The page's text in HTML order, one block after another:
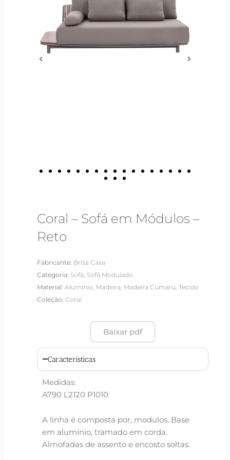
Coral – Sofá em Módulos –
Reto
Fabricante: Brisa Casa
Categoria: Sofá, Sofá Modulado
Material:Alumínio, Madeira, Madeira Cumaru, Tecido
Coleção:Coral
Baixar pdf
Características
Medidas:
A790 L2120 P1010
A linha é composta por, modulos. Base
em alumínio, tramado em corda.
Almofadas de assento e encosto soltas.